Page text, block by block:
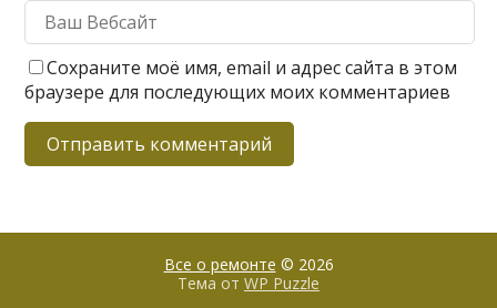
Сохраните моё имя, email и адрес сайта в этом
браузере для последующих моих комментариев
Все о ремонте © 2026
Тема от WP Puzzle